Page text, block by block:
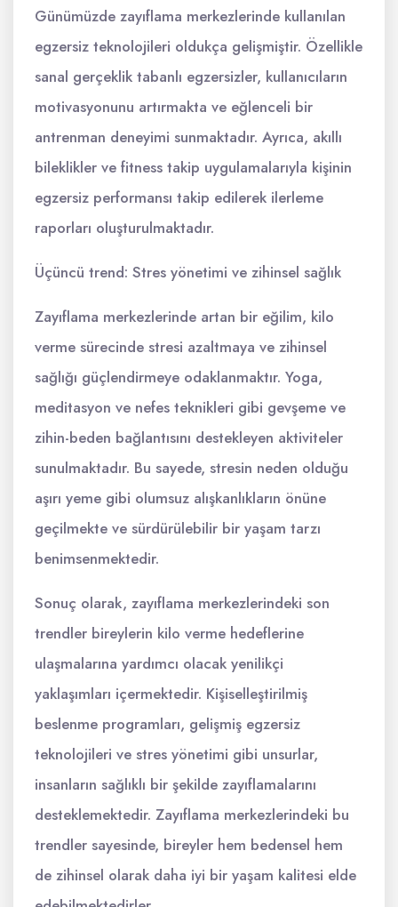
Günümüzde zayıflama merkezlerinde kullanılan
egzersiz teknolojileri oldukça gelişmiştir. Özellikle
sanal gerçeklik tabanlı egzersizler, kullanıcıların
motivasyonunu artırmakta ve eğlenceli bir
antrenman deneyimi sunmaktadır. Ayrıca, akıllı
bileklikler ve fitness takip uygulamalarıyla kişinin
egzersiz performansı takip edilerek ilerleme
raporları oluşturulmaktadır.
Üçüncü trend: Stres yönetimi ve zihinsel sağlık
Zayıflama merkezlerinde artan bir eğilim, kilo
verme sürecinde stresi azaltmaya ve zihinsel
sağlığı güçlendirmeye odaklanmaktır. Yoga,
meditasyon ve nefes teknikleri gibi gevşeme ve
zihin-beden bağlantısını destekleyen aktiviteler
sunulmaktadır. Bu sayede, stresin neden olduğu
aşırı yeme gibi olumsuz alışkanlıkların önüne
geçilmekte ve sürdürülebilir bir yaşam tarzı
benimsenmektedir.
Sonuç olarak, zayıflama merkezlerindeki son
trendler bireylerin kilo verme hedeflerine
ulaşmalarına yardımcı olacak yenilikçi
yaklaşımları içermektedir. Kişiselleştirilmiş
beslenme programları, gelişmiş egzersiz
teknolojileri ve stres yönetimi gibi unsurlar,
insanların sağlıklı bir şekilde zayıflamalarını
desteklemektedir. Zayıflama merkezlerindeki bu
trendler sayesinde, bireyler hem bedensel hem
de zihinsel olarak daha iyi bir yaşam kalitesi elde